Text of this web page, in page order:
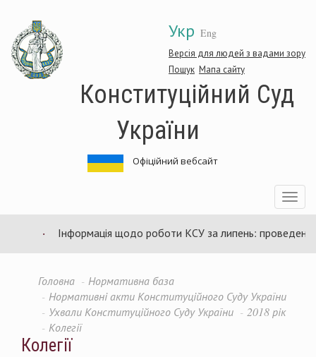
основного
матеріалу
Укр Eng
Версія для людей з вадами зору
Пошук Мапа сайту
Конституційний Суд
України
Офіційний вебсайт
Toggle
Інформація щодо роботи КСУ за липень: проведено
Головна
Нормативна база
Нормативні акти Конституційного Суду України
Ухвали Конституційного Суду України
2018 рік
Колегії
Колегії